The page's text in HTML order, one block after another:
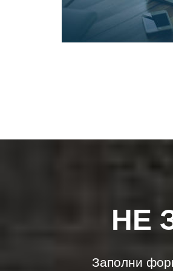
НЕ
Заполни